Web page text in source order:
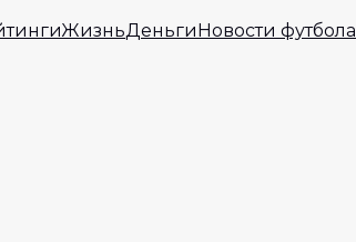
ЖизньДеньгиНовости футбола